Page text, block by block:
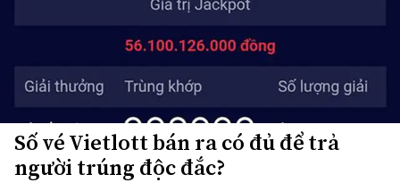
Số vé Vietlott bán ra có đủ để trả
người trúng độc đắc?